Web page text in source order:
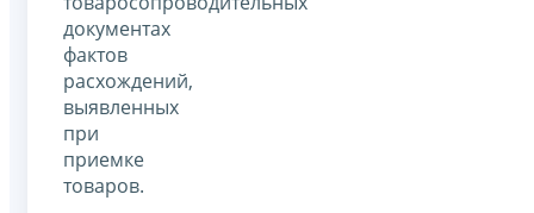
документах
фактов
расхождений,
выявленных
при
приемке
товаров.